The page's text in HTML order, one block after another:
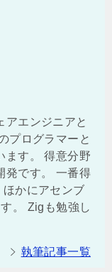
アエンジニアと
プログラマーと
ます。 得意分野
発です。 一番得
かにアセンブ
。 Zigも勉強し
執筆記事一覧